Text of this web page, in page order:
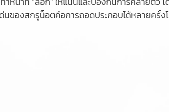
ของสกรูน็อตคือการถอดประกอบได้หลายครั้ง